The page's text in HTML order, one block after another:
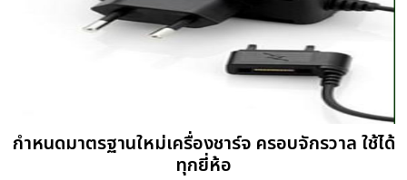
กำหนดมาตรฐานใหม่เครื่องชาร์จ ครอบจักรวาล ใช้ได้
ทุกยี่ห้อ